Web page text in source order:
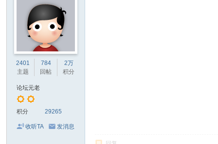
2401
主题
784
回帖
2万
积分
论坛元老
积分 29265
收听TA 发消息